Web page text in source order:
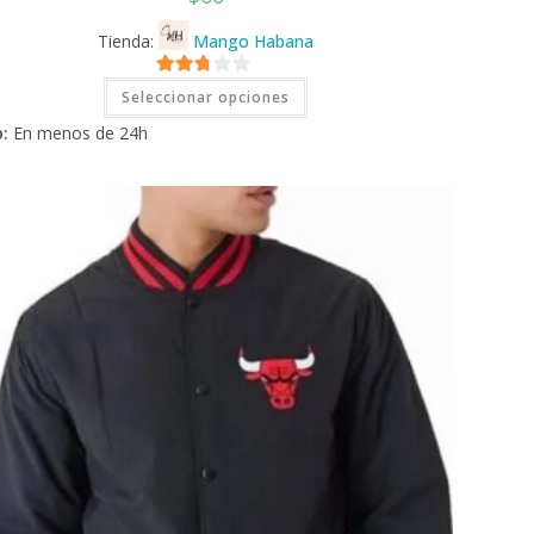
Tienda: Mango Habana
2.71
de 5
Seleccionar opciones
Este
tiene
en
la
página
En menos de 24h